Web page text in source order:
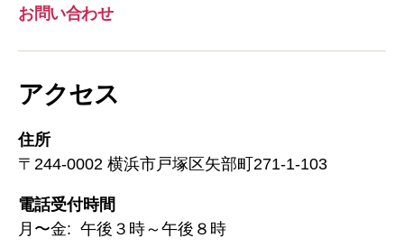
お問い合わせ
アクセス
住所
〒244-0002 横浜市戸塚区矢部町271-1-103
電話受付時間
月〜金: 午後３時～午後８時